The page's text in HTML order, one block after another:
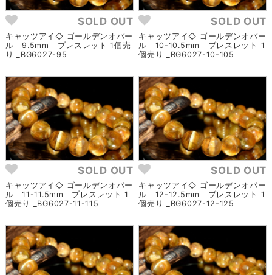
SOLD OUT
キャッツアイ◇ ゴールデンオパー
ル 9.5mm ブレスレット 1個売
り _BG6027-95
SOLD OUT
キャッツアイ◇ ゴールデンオパー
ル 10-10.5mm ブレスレット 1
個売り _BG6027-10-105
SOLD OUT
キャッツアイ◇ ゴールデンオパー
ル 11-11.5mm ブレスレット 1
個売り _BG6027-11-115
SOLD OUT
キャッツアイ◇ ゴールデンオパー
ル 12-12.5mm ブレスレット 1
個売り _BG6027-12-125